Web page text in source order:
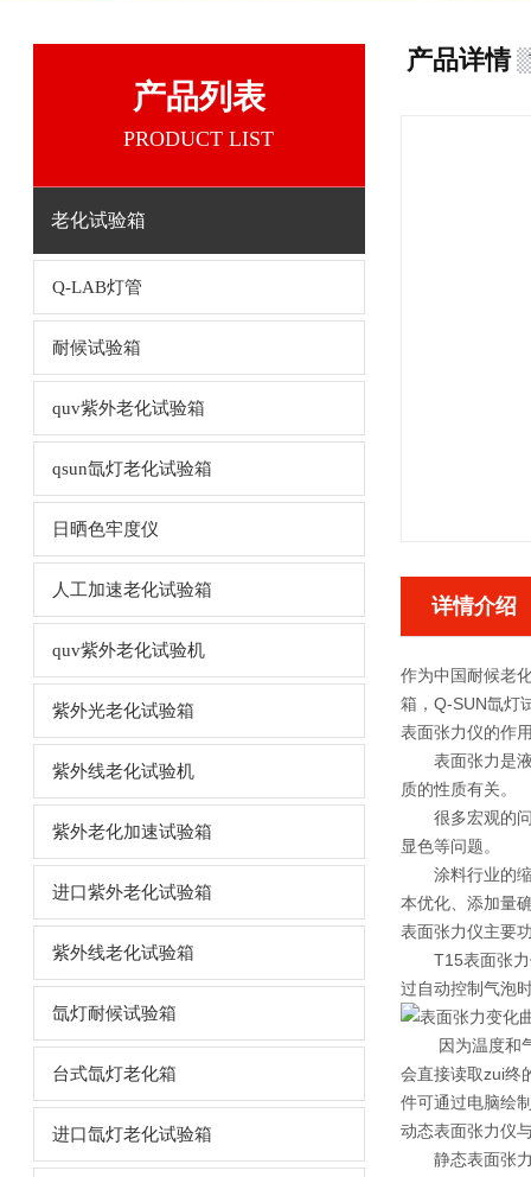
产品列表
PRODUCT LIST
老化试验箱
Q-LAB灯管
耐候试验箱
quv紫外老化试验箱
qsun氙灯老化试验箱
日晒色牢度仪
人工加速老化试验箱
quv紫外老化试验机
紫外光老化试验箱
紫外线老化试验机
紫外老化加速试验箱
进口紫外老化试验箱
紫外线老化试验箱
氙灯耐候试验箱
台式氙灯老化箱
进口氙灯老化试验箱
产品详情
详情介绍
作为中国耐候老
箱，Q-SUN氙灯
表面张力仪的作
表面张力是液
质的性质有关。
很多宏观的问
显色等问题。
涂料行业的缩
本优化、添加量
表面张力仪主要
T15表面张力仪
过自动控制气泡
因为温度和气
会直接读取zui终
件可通过电脑绘
动态表面张力仪
静态表面张力